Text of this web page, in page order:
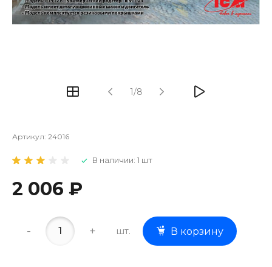
1/8
Артикул: 24016
В наличии: 1 шт
2 006 ₽
- + шт. В корзину